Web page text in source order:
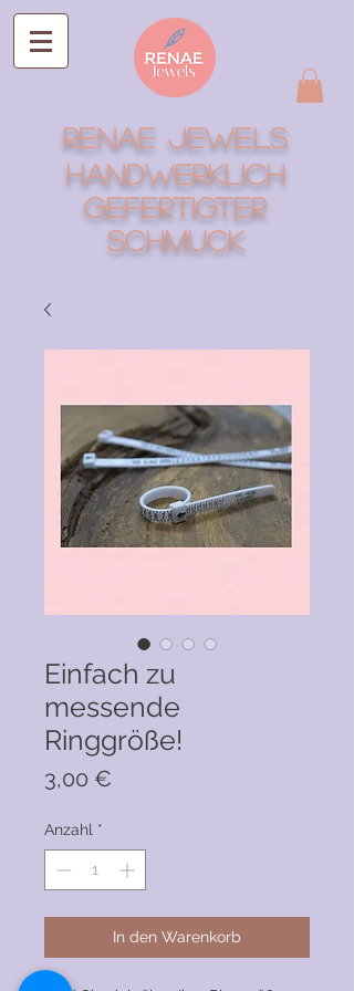
RENAE Jewels
Handwerklich
gefertigter
Schmuck
Einfach zu
messende
Ringgröße!
3,00 €
Anzahl *
In den Warenkorb